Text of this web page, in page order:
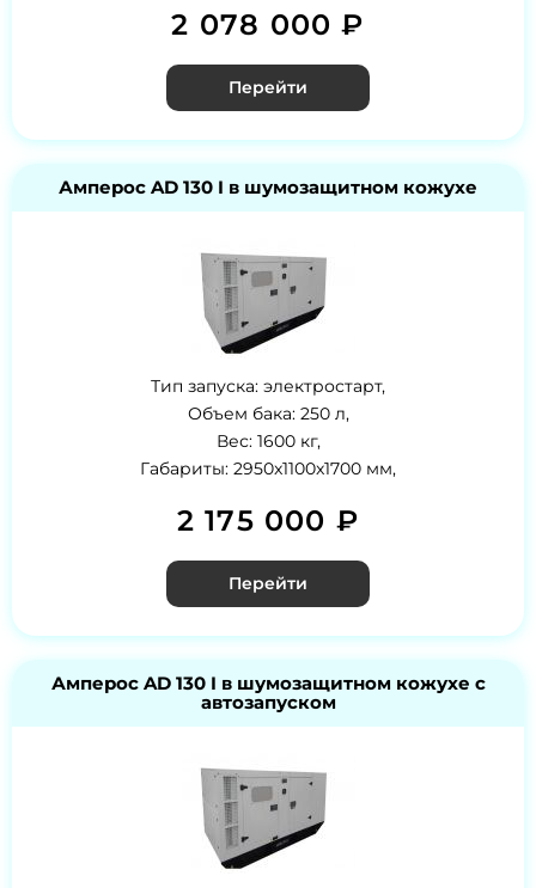
2 078 000 ₽
Перейти
Амперос AD 130 I в шумозащитном кожухе
Тип запуска: электростарт,
Объем бака: 250 л,
Вес: 1600 кг,
Габариты: 2950x1100x1700 мм,
2 175 000 ₽
Перейти
Амперос AD 130 I в шумозащитном кожухе с
автозапуском